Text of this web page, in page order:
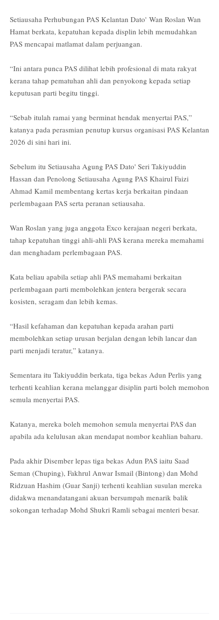
Setiausaha Perhubungan PAS Kelantan Dato' Wan Roslan Wan
Hamat berkata, kepatuhan kepada displin lebih memudahkan
PAS mencapai matlamat dalam perjuangan.
“Ini antara punca PAS dilihat lebih profesional di mata rakyat
kerana tahap pematuhan ahli dan penyokong kepada setiap
keputusan parti begitu tinggi.
“Sebab itulah ramai yang berminat hendak menyertai PAS,”
katanya pada perasmian penutup kursus organisasi PAS Kelantan
2026 di sini hari ini.
Sebelum itu Setiausaha Agung PAS Dato' Seri Takiyuddin
Hassan dan Penolong Setiausaha Agung PAS Khairul Faizi
Ahmad Kamil membentang kertas kerja berkaitan pindaan
perlembagaan PAS serta peranan setiausaha.
Wan Roslan yang juga anggota Exco kerajaan negeri berkata,
tahap kepatuhan tinggi ahli-ahli PAS kerana mereka memahami
dan menghadam perlembagaan PAS.
Kata beliau apabila setiap ahli PAS memahami berkaitan
perlembagaan parti membolehkan jentera bergerak secara
kosisten, seragam dan lebih kemas.
“Hasil kefahaman dan kepatuhan kepada arahan parti
membolehkan setiap urusan berjalan dengan lebih lancar dan
parti menjadi teratur,” katanya.
Sementara itu Takiyuddin berkata, tiga bekas Adun Perlis yang
terhenti keahlian kerana melanggar disiplin parti boleh memohon
semula menyertai PAS.
Katanya, mereka boleh memohon semula menyertai PAS dan
apabila ada kelulusan akan mendapat nombor keahlian baharu.
Pada akhir Disember lepas tiga bekas Adun PAS iaitu Saad
Seman (Chuping), Fakhrul Anwar Ismail (Bintong) dan Mohd
Ridzuan Hashim (Guar Sanji) terhenti keahlian susulan mereka
didakwa menandatangani akuan bersumpah menarik balik
sokongan terhadap Mohd Shukri Ramli sebagai menteri besar.